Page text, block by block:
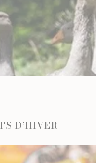
ET ÉPICES
VINAIGRES
D’HIVER